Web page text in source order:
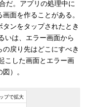
だ。アプリの処理中に
面を作ることがある。
ンをタップされたとき
いは、エラー画面から
戻り先はどこにすべき
こした画面とエラー画
）。